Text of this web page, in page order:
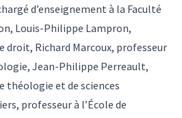
d’enseignement à la Faculté
Louis-Philippe Lampron,
droit, Richard Marcoux, professeur
Jean-Philippe Perreault,
théologie et de sciences
professeur à l’École de